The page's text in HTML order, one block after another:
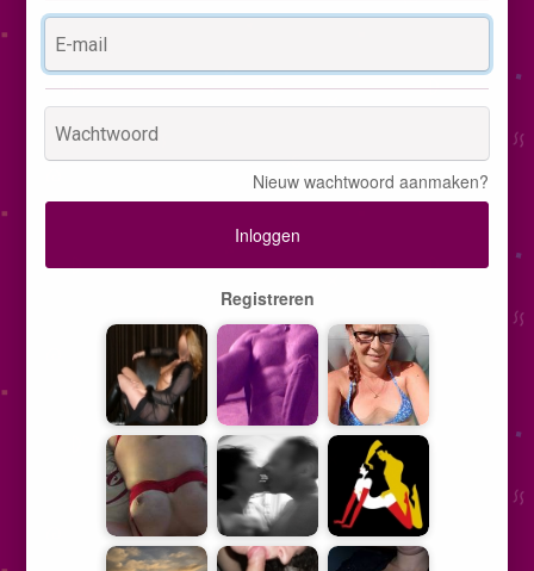
Nieuw wachtwoord aanmaken?
Inloggen
Registreren